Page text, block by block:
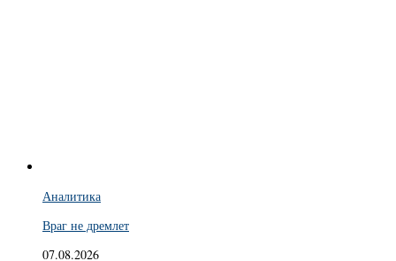
Аналитика
Враг не дремлет
07.08.2026